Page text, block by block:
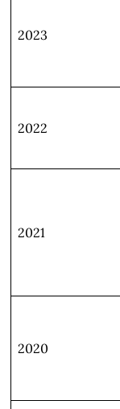
2023
2022
2021
2020